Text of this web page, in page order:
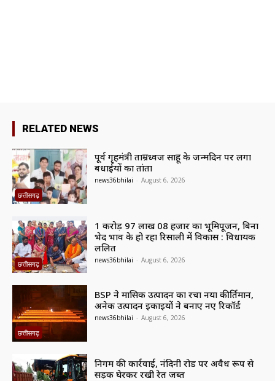
RELATED NEWS
छत्तीसगढ़
पूर्व गृहमंत्री ताम्रध्वज साहू के जन्मदिन पर लगा
बधाईयों का तांता
news36bhilai - August 6, 2026
छत्तीसगढ़
1 करोड़ 97 लाख 08 हजार का भूमिपूजन, बिना
भेद भाव के हो रहा रिसाली में विकास : विधायक
ललित
news36bhilai - August 6, 2026
छत्तीसगढ़
BSP ने मासिक उत्पादन का रचा नया कीर्तिमान,
अनेक उत्पादन इकाइयों ने बनाए नए रिकॉर्ड
news36bhilai - August 6, 2026
निगम की कार्रवाई, नंदिनी रोड पर अवैध रूप से
सड़क घेरकर रखी रेत जब्त